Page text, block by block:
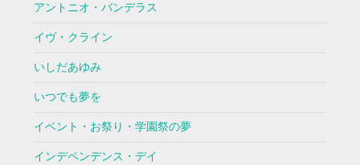
アントニオ・バンデラス
イヴ・クライン
いしだあゆみ
いつでも夢を
イベント・お祭り・学園祭の夢
インデペンデンス・デイ